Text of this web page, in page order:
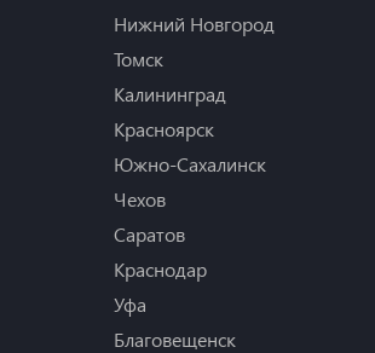
Нижний Новгород
Томск
Калининград
Красноярск
Южно-Сахалинск
Чехов
Саратов
Краснодар
Уфа
Благовещенск